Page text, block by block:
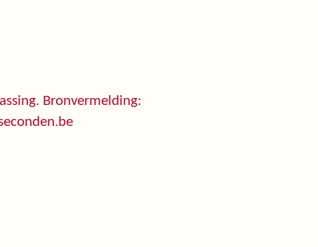
Bronvermelding: